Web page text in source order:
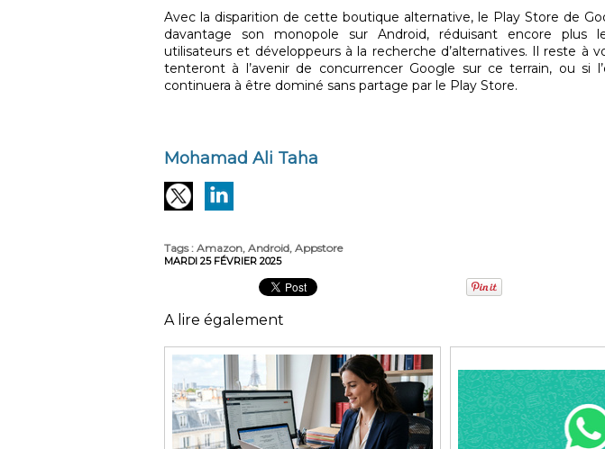
Avec la disparition de cette boutique alternative, le Play Store de
davantage son monopole sur Android, réduisant encore plus
utilisateurs et développeurs à la recherche d’alternatives. Il reste à
tenteront à l’avenir de concurrencer Google sur ce terrain, ou si
continuera à être dominé sans partage par le Play Store.
Mohamad Ali Taha
Tags: Amazon, Android, Appstore
MARDI 25 FÉVRIER 2025
A lire également